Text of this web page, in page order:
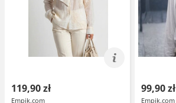
119,90 zł
Empik.com
99,90 zł
Empik.com